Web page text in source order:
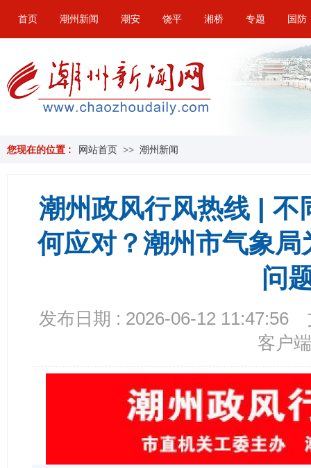
首页 潮州新闻 潮安 饶平 湘桥 专题 国防
您现在的位置 : 网站首页 >> 潮州新闻
潮州政风行风热线 | 不
何应对？潮州市气象
问
发布日期 : 2026-06-12 11:47:56
客户端